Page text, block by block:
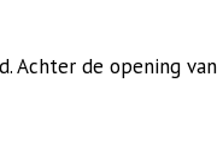
Achter de opening